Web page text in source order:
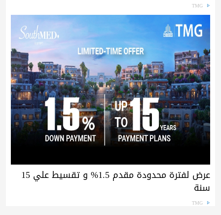
TMG
عرض لفترة محدودة مقدم 1.5% و تقسيط علي 15
سنة
TMG